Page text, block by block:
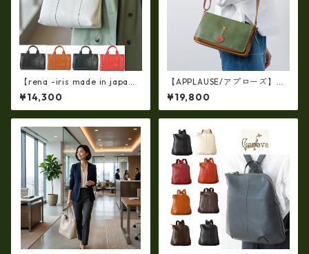
【rena -iris made in japa
n】【日本製】軽量☆牛革製
品・ヌメ革製・手提げトート
バッグ(A4サイズ） ir-01
¥14,300
【APPLAUSE/アプローズ】レ
ザー コンビ リーフショルダ
ー（日本製）ap-5010
¥19,800